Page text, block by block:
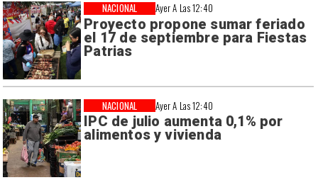
Ayer A Las 12:40
Proyecto propone sumar feriado
el 17 de septiembre para Fiestas
Patrias
NACIONAL
Ayer A Las 12:40
IPC de julio aumenta 0,1% por
alimentos y vivienda
NACIONAL